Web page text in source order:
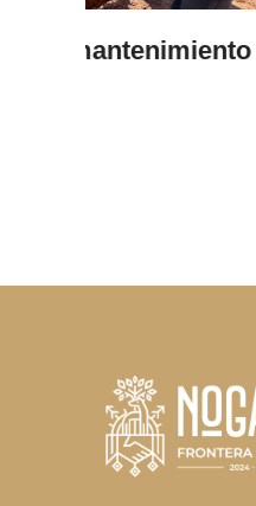
Impulsa
histórica